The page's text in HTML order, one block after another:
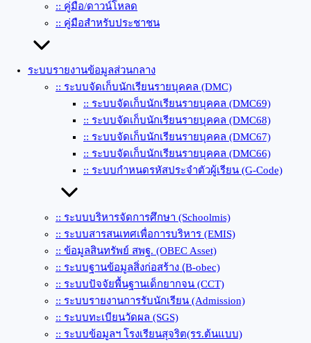
:: คู่มือ/ดาวน์โหลด
:: คู่มือสำหรับประชาชน
ระบบรายงานข้อมูลส่วนกลาง
:: ระบบจัดเก็บนักเรียนรายบุคคล (DMC)
:: ระบบจัดเก็บนักเรียนรายบุคคล (DMC69)
:: ระบบจัดเก็บนักเรียนรายบุคคล (DMC68)
:: ระบบจัดเก็บนักเรียนรายบุคคล (DMC67)
:: ระบบจัดเก็บนักเรียนรายบุคคล (DMC66)
:: ระบบกำหนดรหัสประจำตัวผู้เรียน (G-Code)
:: ระบบบริหารจัดการศึกษา (Schoolmis)
:: ระบบสารสนเทศเพื่อการบริหาร (EMIS)
:: ข้อมูลสินทรัพย์ สพฐ. (OBEC Asset)
:: ระบบฐานข้อมูลสิ่งก่อสร้าง (ฺB-obec)
:: ระบบปัจจัยพื้นฐานเด็กยากจน (CCT)
:: ระบบรายงานการรับนักเรียน (Admission)
:: ระบบทะเบียนวัดผล (SGS)
:: ระบบข้อมูลฯ โรงเรียนสุจริต(รร.ต้นแบบ)